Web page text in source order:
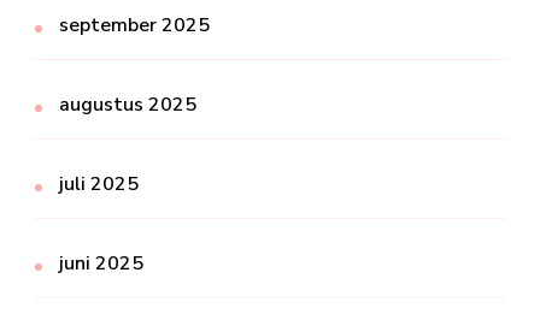
september 2025
augustus 2025
juli 2025
juni 2025